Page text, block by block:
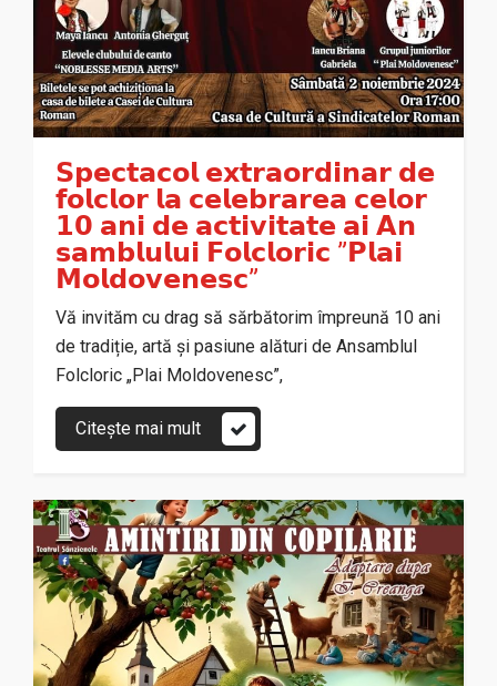
𝗦𝗽𝗲𝗰𝘁𝗮𝗰𝗼𝗹 𝗲𝘅𝘁𝗿𝗮𝗼𝗿𝗱𝗶𝗻𝗮𝗿 𝗱𝗲
𝗳𝗼𝗹𝗰𝗹𝗼𝗿 𝗹𝗮 𝗰𝗲𝗹𝗲𝗯𝗿𝗮𝗿𝗲𝗮 𝗰𝗲𝗹𝗼𝗿
𝟭𝟬 𝗮𝗻𝗶 𝗱𝗲 𝗮𝗰𝘁𝗶𝘃𝗶𝘁𝗮𝘁𝗲 𝗮𝗶 𝗔𝗻
𝘀𝗮𝗺𝗯𝗹𝘂𝗹𝘂𝗶 𝗙𝗼𝗹𝗰𝗹𝗼𝗿𝗶𝗰 ”𝗣𝗹𝗮𝗶
𝗠𝗼𝗹𝗱𝗼𝘃𝗲𝗻𝗲𝘀𝗰”
Vă invităm cu drag să sărbătorim împreună 10 ani
de tradiție, artă și pasiune alături de Ansamblul
Folcloric „Plai Moldovenesc”,
Citește mai mult